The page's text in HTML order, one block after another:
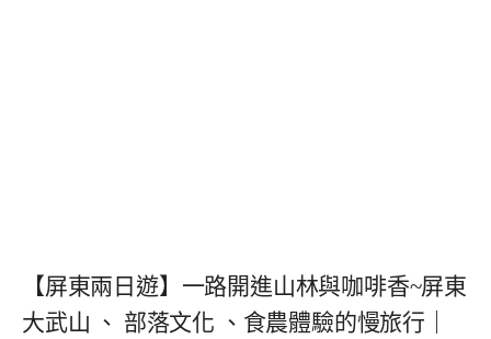
【屏東兩日遊】一路開進山林與咖啡香~屏東
大武山 、 部落文化 、食農體驗的慢旅行｜